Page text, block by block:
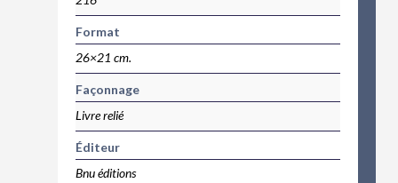
Format
26×21 cm.
Façonnage
Livre relié
Éditeur
Bnu éditions